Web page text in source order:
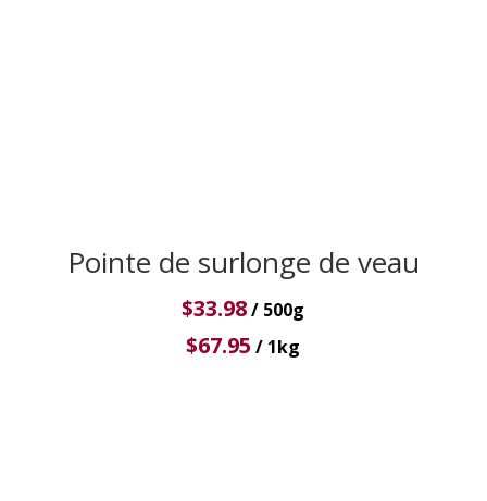
Pointe de surlonge de veau
$33.98/ 500g
$67.95 / 1kg